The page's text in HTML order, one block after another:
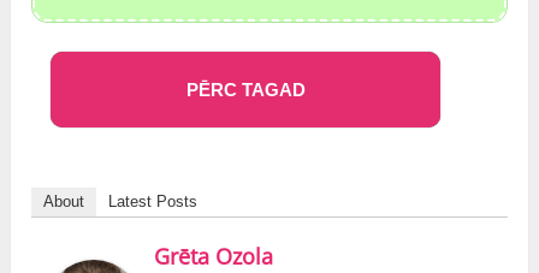
PĒRC TAGAD
About Latest Posts
Grēta Ozola